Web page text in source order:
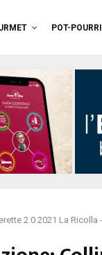
POT-POURRI
2.0 2021 La